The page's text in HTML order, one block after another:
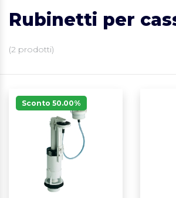
Rubinetti per
(2 prodotti)
Sconto 50.00%